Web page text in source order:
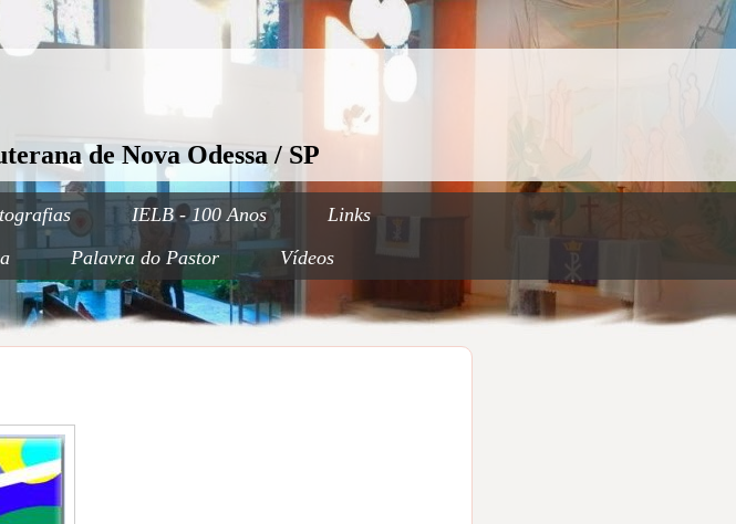
de Nova Odessa / SP
IELB - 100 Anos
Links
Palavra do Pastor Vídeos